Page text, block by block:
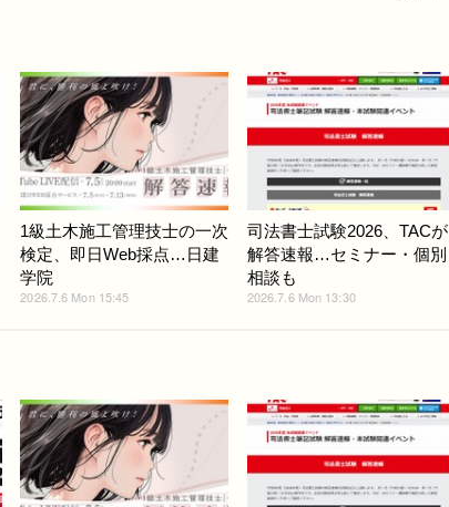
1級土木施工管理技士の一次
検定、即日Web採点…日建
学院
2026.7.6 Mon 15:45
司法書士試験2026、TACが
解答速報…セミナー・個別
相談も
2026.7.6 Mon 13:30